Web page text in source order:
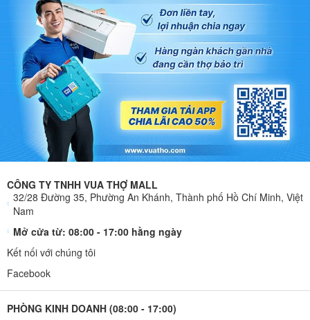
CÔNG TY TNHH VUA THỢ MALL
32/28 Đường 35, Phường An Khánh, Thành phố Hồ Chí Minh, Việt
Nam
Mở cửa từ: 08:00 - 17:00 hằng ngày
Kết nối với chúng tôi
Facebook
PHÒNG KINH DOANH (08:00 - 17:00)